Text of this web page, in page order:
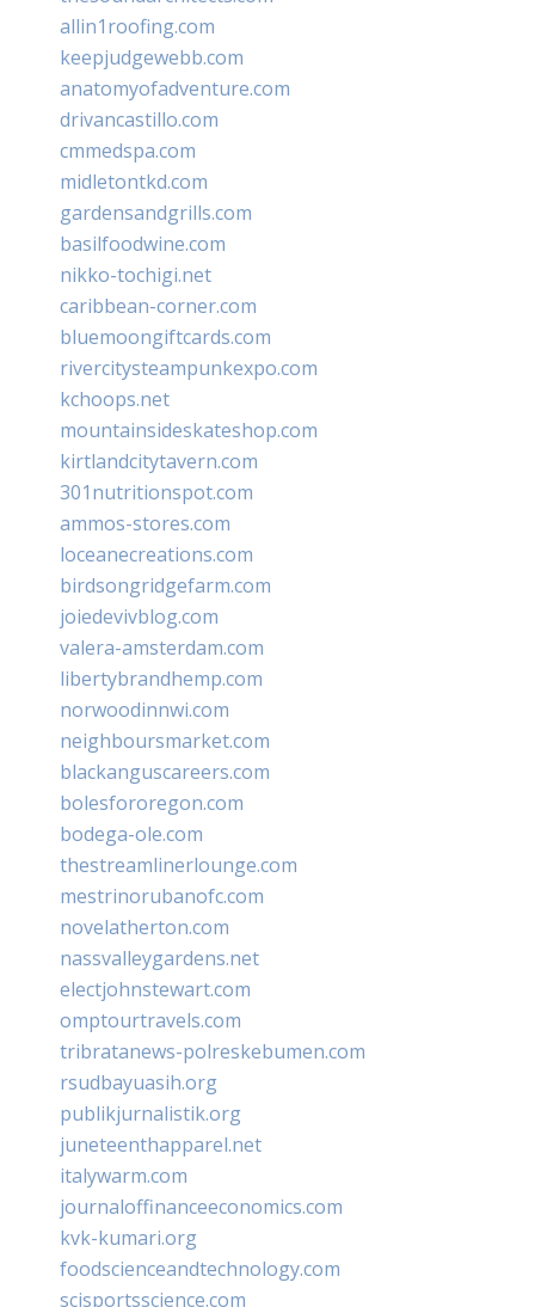
allin1roofing.com
keepjudgewebb.com
anatomyofadventure.com
drivancastillo.com
cmmedspa.com
midletontkd.com
gardensandgrills.com
basilfoodwine.com
nikko-tochigi.net
caribbean-corner.com
bluemoongiftcards.com
rivercitysteampunkexpo.com
kchoops.net
mountainsideskateshop.com
kirtlandcitytavern.com
301nutritionspot.com
ammos-stores.com
loceanecreations.com
birdsongridgefarm.com
joiedevivblog.com
valera-amsterdam.com
libertybrandhemp.com
norwoodinnwi.com
neighboursmarket.com
blackanguscareers.com
bolesfororegon.com
bodega-ole.com
thestreamlinerlounge.com
mestrinorubanofc.com
novelatherton.com
nassvalleygardens.net
electjohnstewart.com
omptourtravels.com
tribratanews-polreskebumen.com
rsudbayuasih.org
publikjurnalistik.org
juneteenthapparel.net
italywarm.com
journaloffinanceeconomics.com
kvk-kumari.org
foodscienceandtechnology.com
scisportsscience.com